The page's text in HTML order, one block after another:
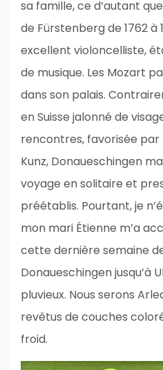
sa famille, ce d’autant
de Fürstenberg de 1762 à
excellent violoncelliste,
de musique. Les Mozart
dans son palais.
en Suisse jalonné de
rencontres, favorisée par
Kunz, Donaueschingen
voyage en solitaire et
préétablis. Pourtant, je
mon mari Étienne m’a
cette dernière semaine
Donaueschingen jusqu’à
pluvieux. Nous serons
revêtus de couches
froid.